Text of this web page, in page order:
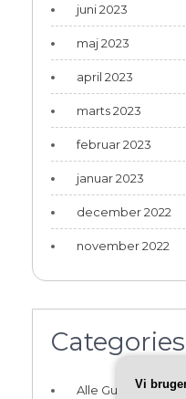
juni 2023
maj 2023
april 2023
marts 2023
februar 2023
januar 2023
december 2022
november 2022
Categories
Alle Guides og
Vi